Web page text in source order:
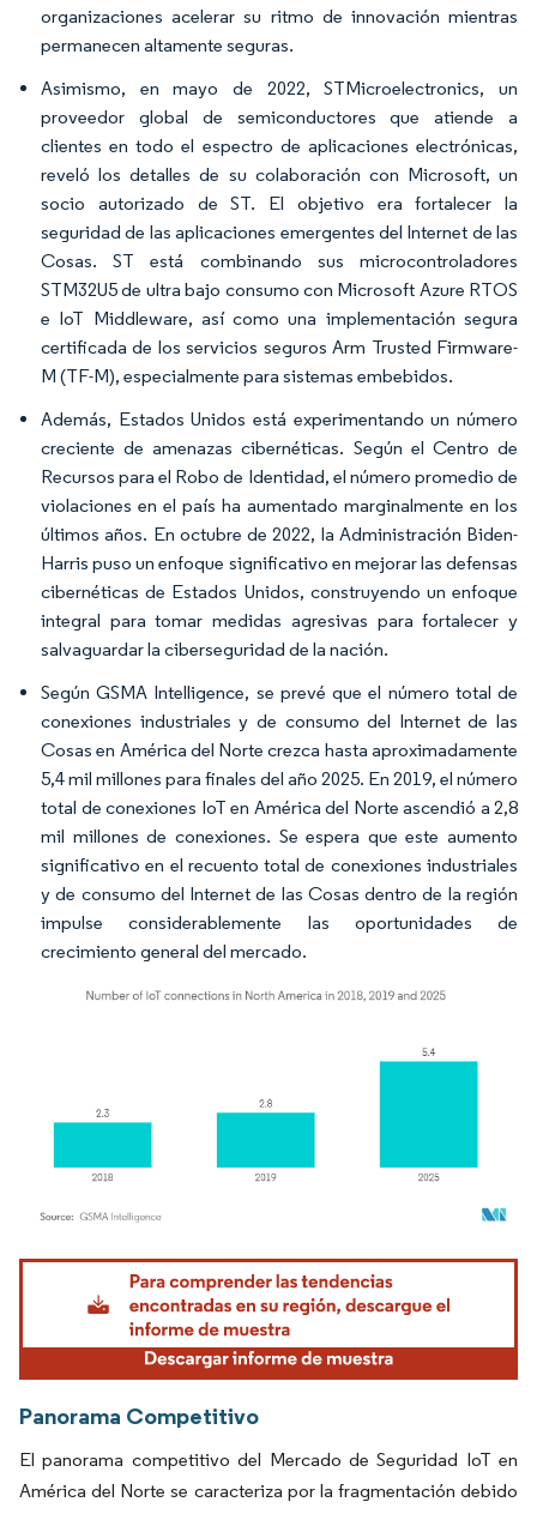
organizaciones acelerar su ritmo de innovación mientras
permanecen altamente seguras.
Asimismo, en mayo de 2022, STMicroelectronics, un
proveedor global de semiconductores que atiende a
clientes en todo el espectro de aplicaciones electrónicas,
reveló los detalles de su colaboración con Microsoft, un
socio autorizado de ST. El objetivo era fortalecer la
seguridad de las aplicaciones emergentes del Internet de las
Cosas. ST está combinando sus microcontroladores
STM32U5 de ultra bajo consumo con Microsoft Azure RTOS
e IoT Middleware, así como una implementación segura
certificada de los servicios seguros Arm Trusted Firmware-
M (TF-M), especialmente para sistemas embebidos.
Además, Estados Unidos está experimentando un número
creciente de amenazas cibernéticas. Según el Centro de
Recursos para el Robo de Identidad, el número promedio de
violaciones en el país ha aumentado marginalmente en los
últimos años. En octubre de 2022, la Administración Biden-
Harris puso un enfoque significativo en mejorar las defensas
cibernéticas de Estados Unidos, construyendo un enfoque
integral para tomar medidas agresivas para fortalecer y
salvaguardar la ciberseguridad de la nación.
Según GSMA Intelligence, se prevé que el número total de
conexiones industriales y de consumo del Internet de las
Cosas en América del Norte crezca hasta aproximadamente
5,4 mil millones para finales del año 2025. En 2019, el número
total de conexiones IoT en América del Norte ascendió a 2,8
mil millones de conexiones. Se espera que este aumento
significativo en el recuento total de conexiones industriales
y de consumo del Internet de las Cosas dentro de la región
impulse considerablemente las oportunidades de
crecimiento general del mercado.
Imagen © Mordor Intelligence. El uso requiere atribución según CC BY 4.0.
Panorama Competitivo
El panorama competitivo del Mercado de Seguridad IoT en
América del Norte se caracteriza por la fragmentación debido